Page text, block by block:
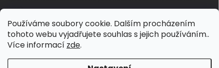
Používáme soubory cookie. Dalším procházením
tohoto webu vyjadřujete souhlas s jejich používáním..
Více informací zde.
údajů